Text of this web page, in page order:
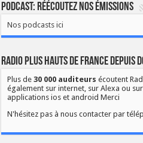
Podcast: Réécoutez nos émissions
Nos podcasts ici
Radio Plus Hauts de France depuis
Plus de30 000 auditeurs écoutent
également sur internet, sur Alexa ou
applications ios et android Merci
N'hésitez pas à nous contacter par